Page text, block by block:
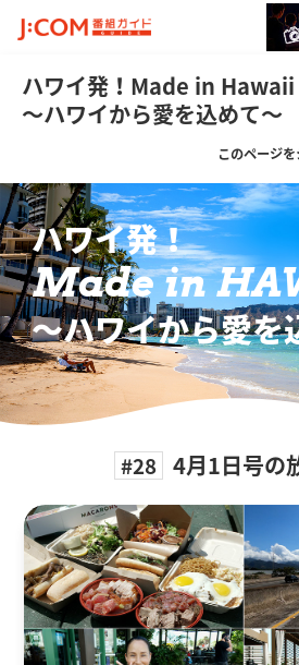
ハワイ発！Made in Hawaii
～ハワイから愛を込めて～
このページ
ハワイ発！
Made in
〜ハワイから愛を
#28 4月1日号の